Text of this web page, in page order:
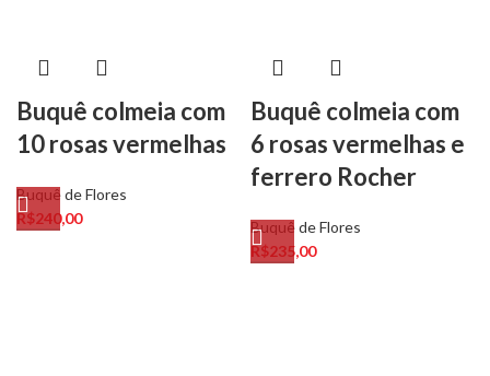
Buquê colmeia com
10 rosas vermelhas
Buquê de Flores
R$240,00
Buquê colmeia com
6 rosas vermelhas e
ferrero Rocher
Buquê de Flores
R$235,00